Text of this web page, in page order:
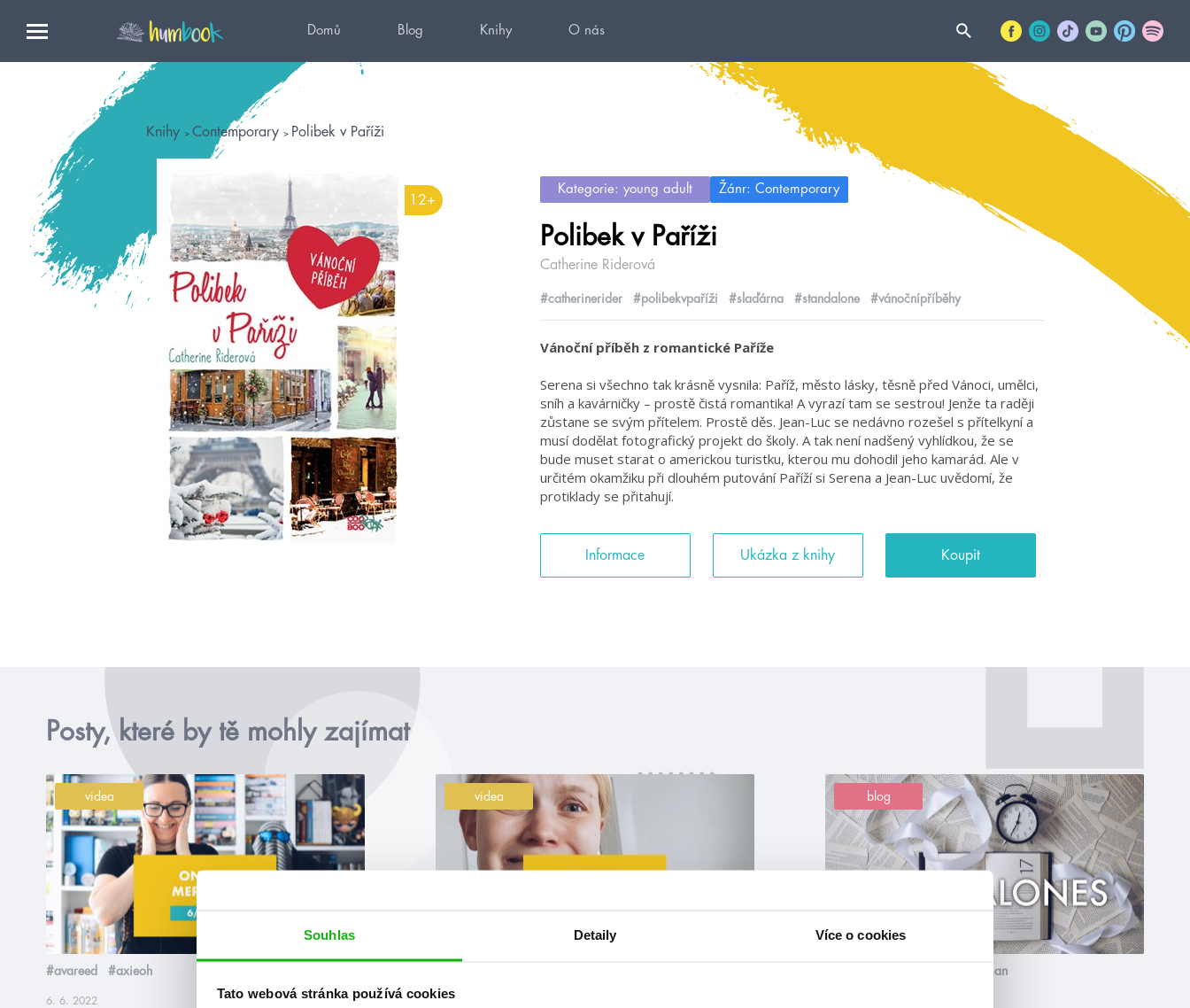
Souhlas Detaily Více o cookies
Tato webová stránka používá cookies
Domů Blog Knihy O nás
Knihy Contemporary Polibek v Paříži
12+
Kategorie: young adult Žánr: Contemporary
Polibek v Paříži
Catherine Riderová
#catherinerider #polibekvpaříži #slaďárna #standalone #vánočnípříběhy
Vánoční příběh z romantické Paříže
Serena si všechno tak krásně vysnila: Paříž, město lásky, těsně před Vánoci, umělci,
sníh a kavárničky – prostě čistá romantika! A vyrazí tam se sestrou! Jenže ta raději
zůstane se svým přítelem. Prostě děs. Jean-Luc se nedávno rozešel s přítelkyní a
musí dodělat fotografický projekt do školy. A tak není nadšený vyhlídkou, že se
bude muset starat o americkou turistku, kterou mu dohodil jeho kamarád. Ale v
určitém okamžiku při dlouhém putování Paříží si Serena a Jean-Luc uvědomí, že
protiklady se přitahují.
Informace Ukázka z knihy Koupit
Posty, které by tě mohly zajímat
videa
#avareed #axieoh
6. 6. 2022
videa
2. 7. 2021
blog
#anneblankman